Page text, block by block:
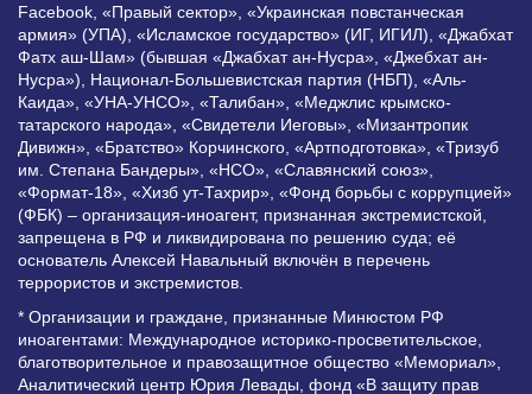
Facebook, «Правый сектор», «Украинская повстанческая
армия» (УПА), «Исламское государство» (ИГ, ИГИЛ), «Джабхат
Фатх аш-Шам» (бывшая «Джабхат ан-Нусра», «Джебхат ан-
Нусра»), Национал-Большевистская партия (НБП), «Аль-
Каида», «УНА-УНСО», «Талибан», «Меджлис крымско-
татарского народа», «Свидетели Иеговы», «Мизантропик
Дивижн», «Братство» Корчинского, «Артподготовка», «Тризуб
им. Степана Бандеры», «НСО», «Славянский союз»,
«Формат-18», «Хизб ут-Тахрир», «Фонд борьбы с коррупцией»
(ФБК) – организация-иноагент, признанная экстремистской,
запрещена в РФ и ликвидирована по решению суда; её
основатель Алексей Навальный включён в перечень
террористов и экстремистов.
* Организации и граждане, признанные Минюстом РФ
иноагентами: Международное историко-просветительское,
благотворительное и правозащитное общество «Мемориал»,
Аналитический центр Юрия Левады, фонд «В защиту прав